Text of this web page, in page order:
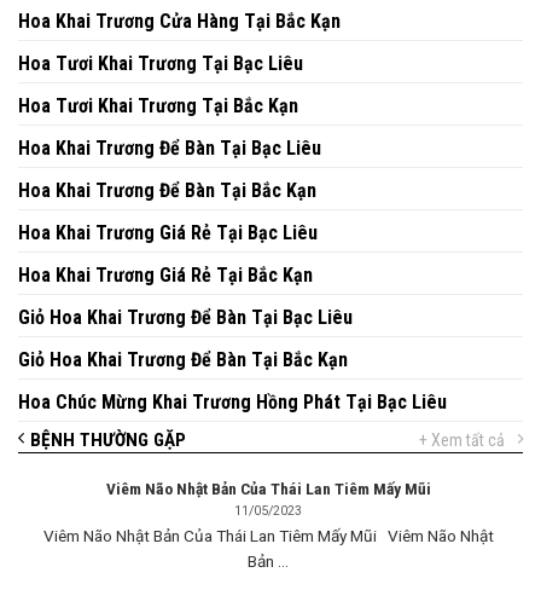
Hoa Khai Trương Cửa Hàng Tại Bắc Kạn
Hoa Tươi Khai Trương Tại Bạc Liêu
Hoa Tươi Khai Trương Tại Bắc Kạn
Hoa Khai Trương Để Bàn Tại Bạc Liêu
Hoa Khai Trương Để Bàn Tại Bắc Kạn
Hoa Khai Trương Giá Rẻ Tại Bạc Liêu
Hoa Khai Trương Giá Rẻ Tại Bắc Kạn
Giỏ Hoa Khai Trương Để Bàn Tại Bạc Liêu
Giỏ Hoa Khai Trương Để Bàn Tại Bắc Kạn
Hoa Chúc Mừng Khai Trương Hồng Phát Tại Bạc Liêu
BỆNH THƯỜNG GẶP + Xem tất cả
Viêm Não Nhật Bản Của Thái Lan Tiêm Mấy Mũi
11/05/2023
Viêm Não Nhật Bản Của Thái Lan Tiêm Mấy Mũi Viêm Não Nhật
Bản ...